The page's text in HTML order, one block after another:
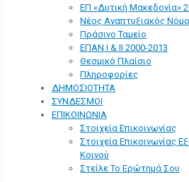
ΕΠ «Δυτική Μακεδονία»
Νέος Αναπτυξιακός
Πράσινο Ταμείο
ΕΠΑΝ Ι & ΙΙ 2000-2013
Θεσμικό Πλαίσιο
Πληροφορίες
ΔΗΜΟΣΙΟΤΗΤΑ
ΣΥΝΔΕΣΜΟΙ
ΕΠΙΚΟΙΝΩΝΙΑ
Στοιχεία Επικοινωνίας
Στοιχεία Επικοινωνίας
Κοινού
Στείλε Το Ερώτημά Σου